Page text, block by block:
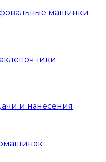
машинки
и нанесения